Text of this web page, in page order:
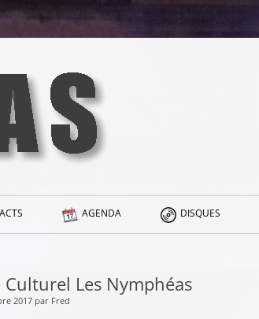
AGENDA DISQUES
Culturel Les Nymphéas
2017 par Fred